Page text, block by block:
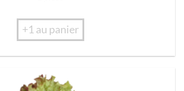
+1 au panier